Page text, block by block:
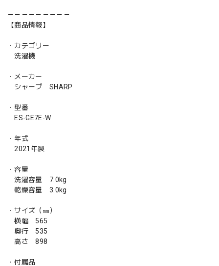
－－－－－－－－－
【商品情報】
・カテゴリー
洗濯機
・メーカー
シャープ SHARP
・型番
ES-GE7E-W
・年式
2021年製
・容量
洗濯容量 7.0kg
乾燥容量 3.0kg
・サイズ（㎜）
横幅 565
奥行 535
高さ 898
・付属品